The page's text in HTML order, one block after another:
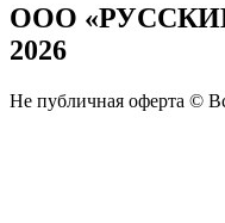
ООО
2026
Не публичная оферта ©